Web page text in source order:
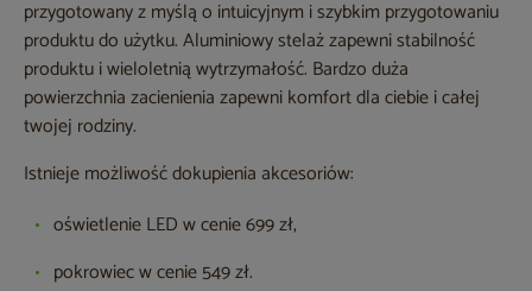
przygotowany z myślą o intuicyjnym i szybkim przygotowaniu
produktu do użytku. Aluminiowy stelaż zapewni stabilność
produktu i wieloletnią wytrzymałość. Bardzo duża
powierzchnia zacienienia zapewni komfort dla ciebie i całej
twojej rodziny.
Istnieje możliwość dokupienia akcesoriów:
oświetlenie LED w cenie 699 zł,
pokrowiec w cenie 549 zł.